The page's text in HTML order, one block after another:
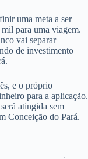
uma meta a ser
para uma viagem.
vai separar
de investimento
e o próprio
para a aplicação.
atingida sem
Conceição do Pará.